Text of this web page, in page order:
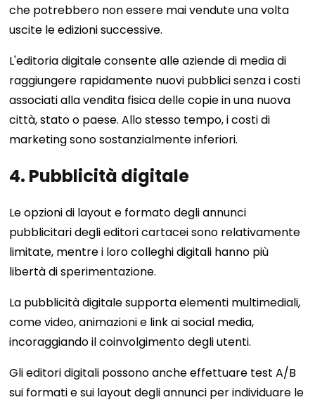
che potrebbero non essere mai vendute una volta
uscite le edizioni successive.
L'editoria digitale consente alle aziende di media di
raggiungere rapidamente nuovi pubblici senza i costi
associati alla vendita fisica delle copie in una nuova
città, stato o paese. Allo stesso tempo, i costi di
marketing sono sostanzialmente inferiori.
4. Pubblicità digitale
Le opzioni di layout e formato degli annunci
pubblicitari degli editori cartacei sono relativamente
limitate, mentre i loro colleghi digitali hanno più
libertà di sperimentazione.
La pubblicità digitale supporta elementi multimediali,
come video, animazioni e link ai social media,
incoraggiando il coinvolgimento degli utenti.
Gli editori digitali possono anche effettuare test A/B
sui formati e sui layout degli annunci per individuare le